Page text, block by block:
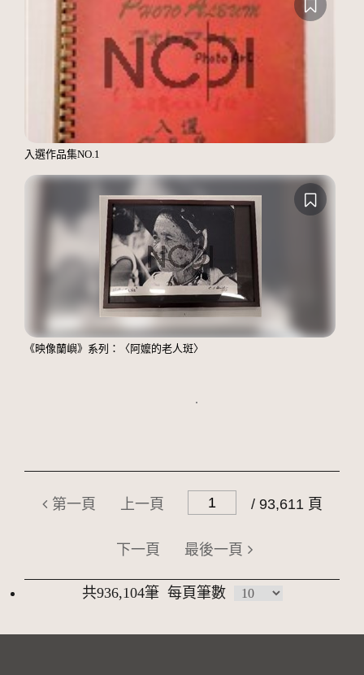
入選作品集NO.1
《映像蘭嶼》系列：〈阿嬤的老人斑〉
第一頁 上一頁 / 93,611 頁
下一頁 最後一頁
共936,104筆 每頁筆數